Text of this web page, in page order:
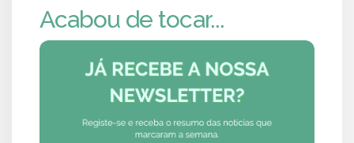
Acabou de tocar...